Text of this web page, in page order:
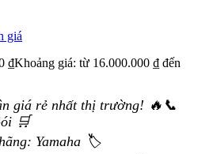
giá
₫Khoảng giá: từ 16.000.000 ₫ đến
giá rẻ nhất thị trường! 🔥📞
🛒
Yamaha 🏷️